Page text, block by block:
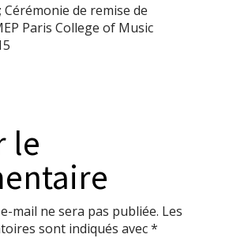
Cérémonie de remise de
Paris College of Music
le
mail ne sera pas publiée. Les
sont indiqués avec*